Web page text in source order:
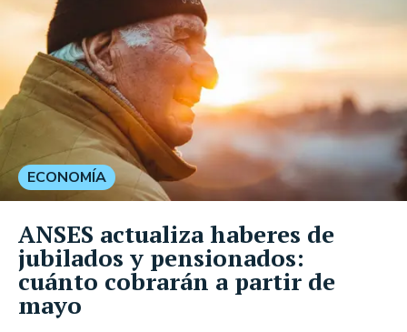
ECONOMÍA
ANSES actualiza haberes de
jubilados y pensionados:
cuánto cobrarán a partir de
mayo